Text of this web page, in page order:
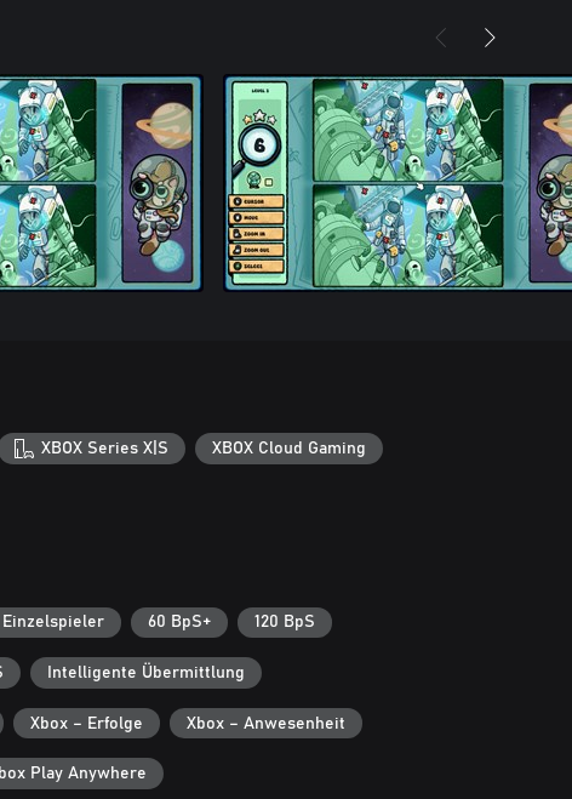
XBOX Series X|S XBOX Cloud Gaming
Einzelspieler 60 BpS+ 120 BpS
Intelligente Übermittlung
Xbox – Erfolge Xbox – Anwesenheit
Play Anywhere